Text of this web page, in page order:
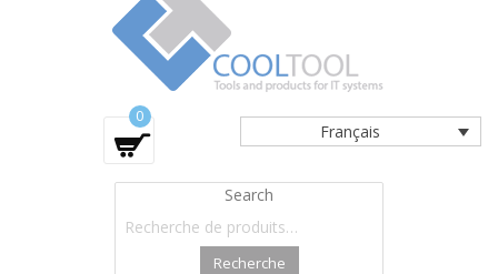
Tools and products for office systems
Français
0
Search
Recherche